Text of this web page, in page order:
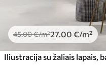
45.00€/m²27 .00 €/m²